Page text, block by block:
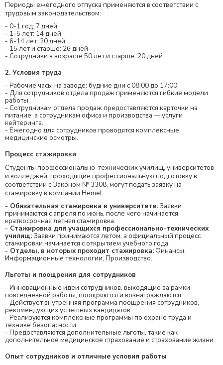
Периоды ежегодного отпуска применяются в соответствии с
трудовым законодательством:
- 0-1 год: 7 дней
- 1-5 лет: 14 дней
- 6-14 лет: 20 дней
- 15 лет и старше: 26 дней
- Сотрудники в возрасте 50 лет и старше: 20 дней
2. Условия труда
- Рабочие часы на заводе: будние дни с 08:00 до 17:00
- Для сотрудников отдела продаж применяются гибкие модели
работы.
- Сотрудникам отдела продаж предоставляются карточки на
питание, а сотрудникам офиса и производства — услуги
кейтеринга.
- Ежегодно для сотрудников проводятся комплексные
медицинские осмотры.
Процесс стажировки
Студенты профессионально-технических училищ, университетов
и колледжей, проходящие профессиональную подготовку в
соответствии с Законом № 3308, могут подать заявку на
стажировку в компании Hemel.
- Обязательная стажировка в университете: Заявки
принимаются с апреля по июнь, после чего начинается
краткосрочная летняя стажировка.
- Стажировка для учащихся профессионально-технических
училищ: Заявки принимаются летом, а официальный процесс
стажировки начинается с открытием учебного года.
- Отделы, в которых проходит стажировка:Финансы,
Информационные технологии, Производство.
Льготы и поощрения для сотрудников
- Инновационные идеи сотрудников, выходящие за рамки
повседневной работы, поощряются и вознаграждаются.
- Действует внутренняя программа поощрения сотрудников,
рекомендующих успешных кандидатов.
- Реализуются комплексные программы по охране труда и
технике безопасности.
- Предоставляются дополнительные льготы, такие как
дополнительное медицинское страхование и страхование жизни.
Опыт сотрудников и отличные условия работы